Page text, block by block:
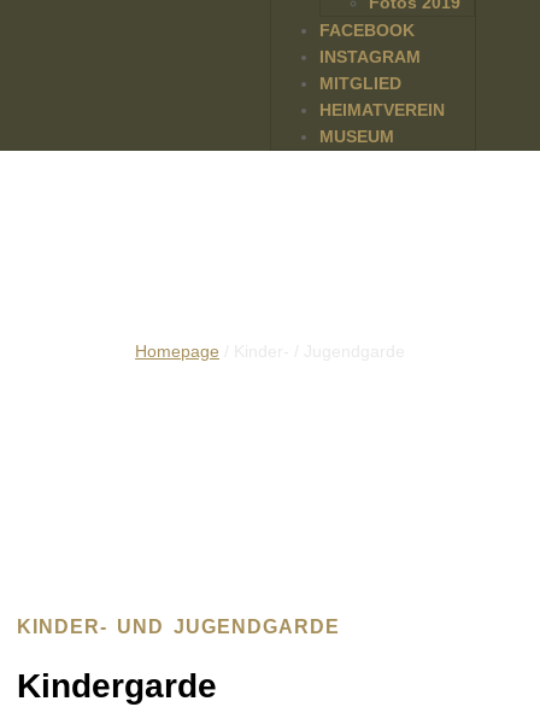
FACEBOOK
INSTAGRAM
MITGLIED
HEIMATVEREIN
MUSEUM
Homepage
KINDER- UND JUGENDGARDE
Kindergarde